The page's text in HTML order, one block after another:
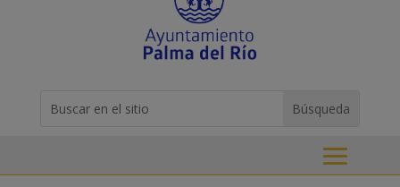
for...